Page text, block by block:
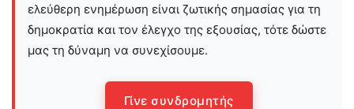
ελεύθερη ενημέρωση είναι ζωτικής σημασίας για τη
δημοκρατία και τον έλεγχο της εξουσίας, τότε δώστε
μας τη δύναμη να συνεχίσουμε.
Γίνε συνδρομητής